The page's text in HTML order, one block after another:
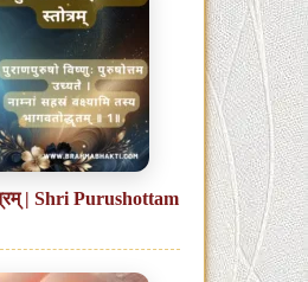
| Shri Purushottam